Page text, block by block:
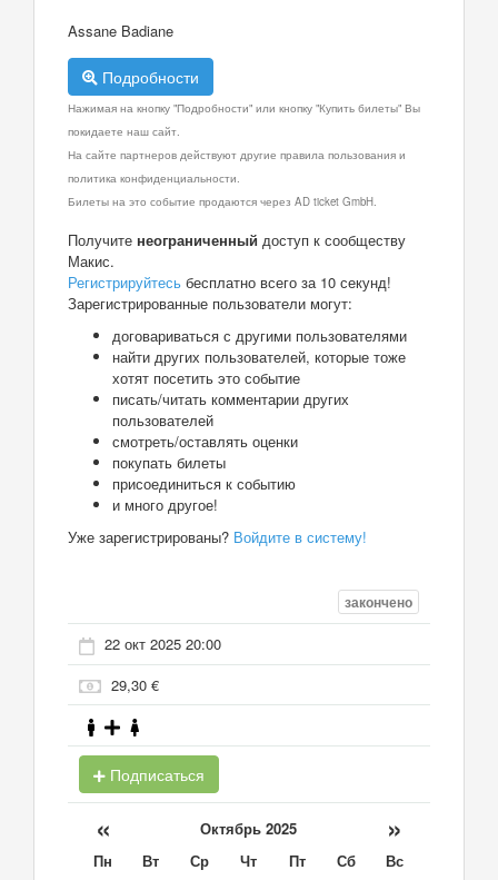
Assane Badiane
Подробности
Нажимая на кнопку "Подробности" или кнопку "Купить билеты" Вы
покидаете наш сайт.
На сайте партнеров действуют другие правила пользования и
политика конфиденциальности.
Билеты на это событие продаются через AD ticket GmbH.
Получите неограниченный доступ к сообществу
Макис.
Регистрируйтесь бесплатно всего за 10 секунд!
Зарегистрированные пользователи могут:
договариваться с другими пользователями
найти других пользователей, которые тоже
хотят посетить это событие
писать/читать комментарии других
пользователей
смотреть/оставлять оценки
покупать билеты
присоединиться к событию
и много другое!
Уже зарегистрированы? Войдите в систему!
закончено
22 окт 2025 20:00
29,30 €
Подписаться
« Октябрь 2025 »
Пн Вт Ср Чт Пт Сб
Вс